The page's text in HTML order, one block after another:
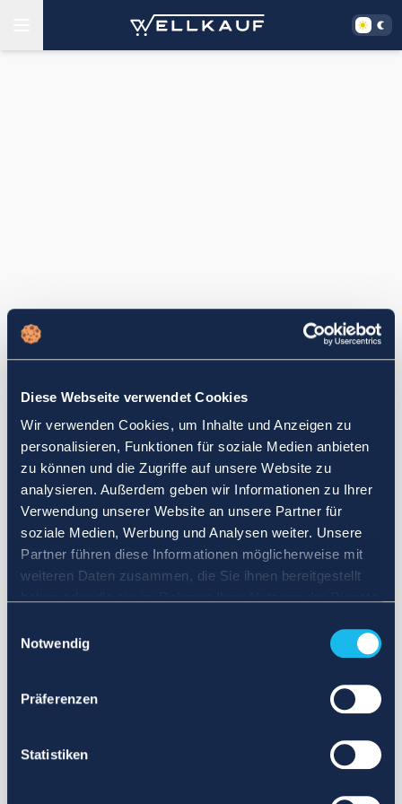
Diese Webseite verwendet Cookies
Wir verwenden Cookies, um Inhalte und Anzeigen zu
personalisieren, Funktionen für soziale Medien anbieten
zu können und die Zugriffe auf unsere Website zu
analysieren. Außerdem geben wir Informationen zu Ihrer
Verwendung unserer Website an unsere Partner für
soziale Medien, Werbung und Analysen weiter. Unsere
Partner führen diese Informationen möglicherweise mit
weiteren Daten zusammen, die Sie ihnen bereitgestellt
Notwendig
Präferenzen
Statistiken